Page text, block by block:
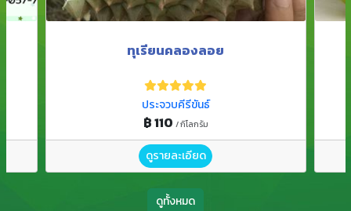
ทุเรียนคลองลอย
ประจวบคีรีขันธ์
฿ 110 / กิโลกรัม
ดูรายละเอียด
ดูทั้งหมด